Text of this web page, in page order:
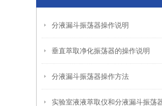
分液漏斗振荡器操作说明
垂直萃取净化振荡器的操作说明
分液漏斗振荡器操作方法